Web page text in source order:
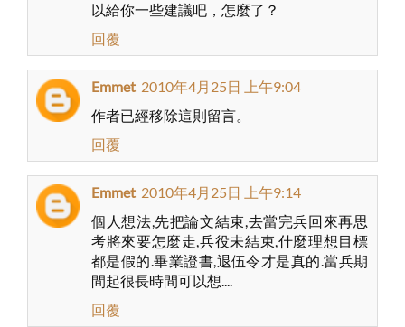
以給你一些建議吧，怎麼了？
回覆
Emmet 2010年4月25日 上午9:04
作者已經移除這則留言。
回覆
Emmet 2010年4月25日 上午9:14
個人想法,先把論文結束,去當完兵回來再思
考將來要怎麼走,兵役未結束,什麼理想目標
都是假的.畢業證書,退伍令才是真的.當兵期
間起很長時間可以想....
回覆